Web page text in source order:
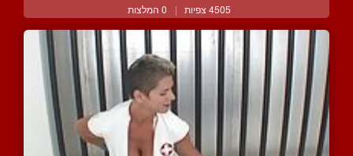
4505 צפיות | 0 המלצות